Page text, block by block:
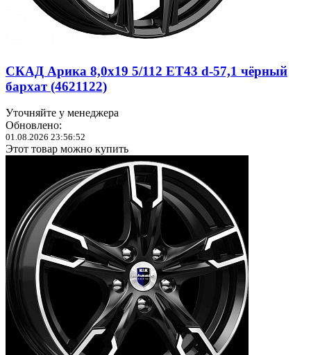
СКАД Арика 8,0x19 5/112 ET43 d-57,1 чёрный
бархат (4621122)
Уточняйте у менеджера
Обновлено:
01.08.2026 23:56:52
Этот товар можно купить